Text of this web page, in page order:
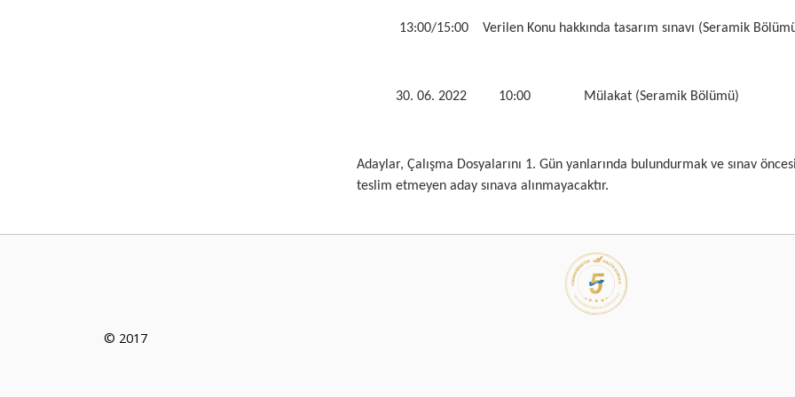
13:00/15:00 Verilen Konu hakkında tasarım sınavı (Seramik
30. 06. 2022 10:00 Mülakat (Seramik Bölümü)
Adaylar, Çalışma Dosyalarını 1. Gün yanlarında bulundurmak ve sınav
teslim etmeyen aday sınava alınmayacaktır.
© 2017